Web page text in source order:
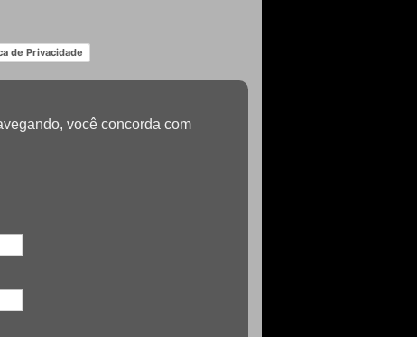
de Privacidade
você concorda com